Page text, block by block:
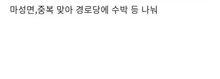
마성면,중복 맞아 경로당에 수박 등 나눠